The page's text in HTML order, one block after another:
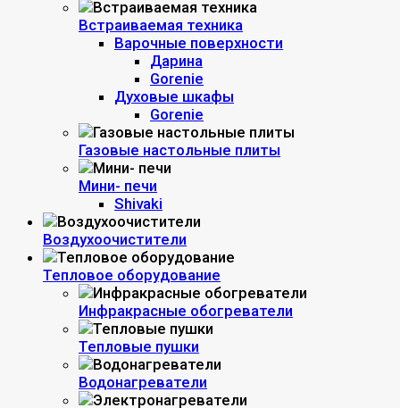
Встраиваемая техника
Варочные поверхности
Дарина
Gorenie
Духовые шкафы
Gorenie
Газовые настольные плиты
Мини- печи
Shivaki
Воздухоочистители
Тепловое оборудование
Инфракрасные обогреватели
Тепловые пушки
Водонагреватели